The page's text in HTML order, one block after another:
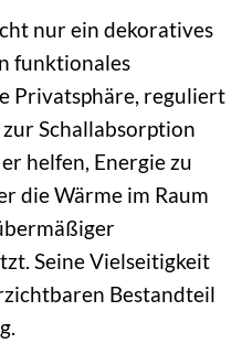
nur ein dekoratives
funktionales
Privatsphäre, reguliert
Schallabsorption
helfen, Energie zu
die Wärme im Raum
Seine Vielseitigkeit
Bestandteil